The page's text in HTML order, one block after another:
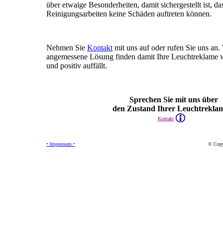
über etwaige Besonderheiten, damit sichergestellt ist,
Reinigungsarbeiten keine Schäden auftreten können.
Nehmen Sie Kontakt mit uns auf oder rufen Sie uns
angemessene Lösung finden damit Ihre Leuchtreklame
und positiv auffällt.
Sprechen Sie mit uns über
den Zustand Ihrer
Kontakt
• Impressum • ©